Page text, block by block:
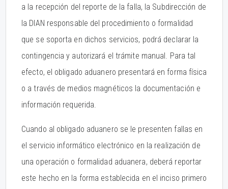
a la recepción del reporte de la falla, la Subdirección de
la DIAN responsable del procedimiento o formalidad
que se soporta en dichos servicios, podrá declarar la
contingencia y autorizará el trámite manual. Para tal
efecto, el obligado aduanero presentará en forma física
o a través de medios magnéticos la documentación e
información requerida.
Cuando al obligado aduanero se le presenten fallas en
el servicio informático electrónico en la realización de
una operación o formalidad aduanera, deberá reportar
este hecho en la forma establecida en el inciso primero